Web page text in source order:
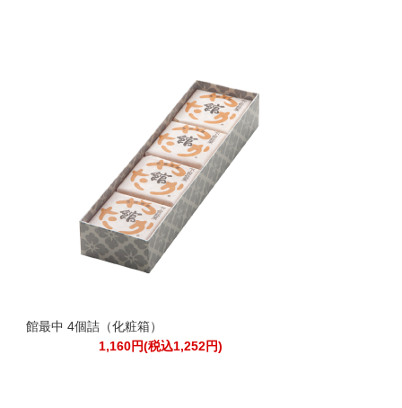
館最中 4個詰（化粧箱）
1,160円(税込1,252円)